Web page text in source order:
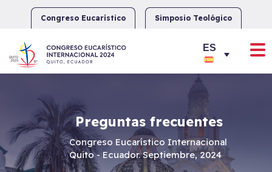
Congreso Eucarístico Simposio Teológico
Preguntas frecuentes
Congreso Eucarístico Internacional
Quito - Ecuador. Septiembre, 2024